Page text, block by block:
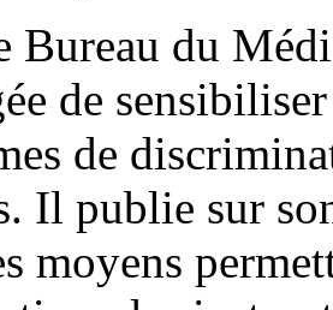
Bureau du
de
de
Il publie sur
moyens